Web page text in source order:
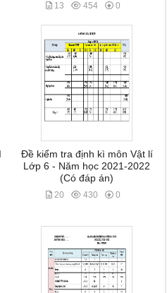
13 454 0
Đề kiểm tra định kì môn Vật lí
Lớp 6 - Năm học 2021-2022
(Có đáp án)
20 430 0